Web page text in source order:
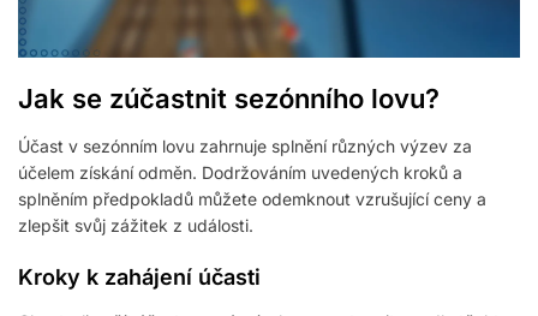
Jak se zúčastnit sezónního lovu?
Účast v sezónním lovu zahrnuje splnění různých výzev za
účelem získání odměn. Dodržováním uvedených kroků a
splněním předpokladů můžete odemknout vzrušující ceny a
zlepšit svůj zážitek z události.
Kroky k zahájení účasti